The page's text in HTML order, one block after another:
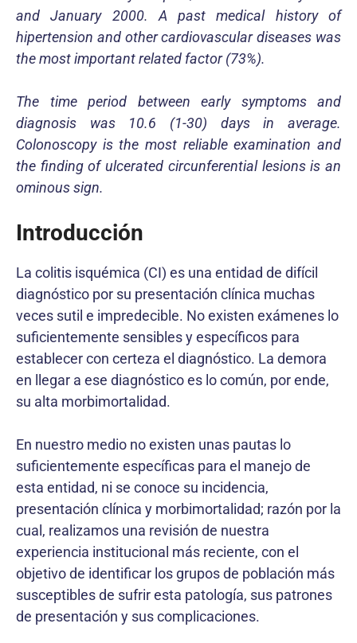
and January 2000. A past medical history of
hipertension and other cardiovascular diseases was
the most important related factor (73%).
The time period between early symptoms and
diagnosis was 10.6 (1-30) days in average.
Colonoscopy is the most reliable examination and
the finding of ulcerated circunferential lesions is an
ominous sign.
Introducción
La colitis isquémica (CI) es una entidad de difícil
diagnóstico por su presentación clínica muchas
veces sutil e impredecible. No existen exámenes lo
suficientemente sensibles y específicos para
establecer con certeza el diagnóstico. La demora
en llegar a ese diagnóstico es lo común, por ende,
su alta morbimortalidad.
En nuestro medio no existen unas pautas lo
suficientemente específicas para el manejo de
esta entidad, ni se conoce su incidencia,
presentación clínica y morbimortalidad; razón por la
cual, realizamos una revisión de nuestra
experiencia institucional más reciente, con el
objetivo de identificar los grupos de población más
susceptibles de sufrir esta patología, sus patrones
de presentación y sus complicaciones.